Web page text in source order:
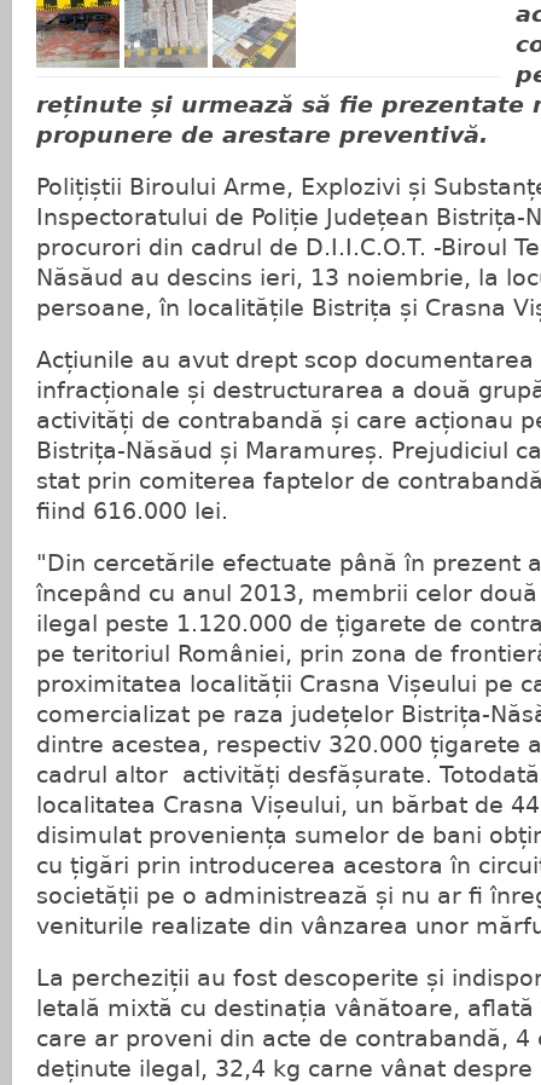
reținute și urmează să fie prezentate
propunere de arestare preventivă.
Polițiștii Biroului Arme, Explozivi și
Inspectoratului de Poliție Județean Bistrița-
procurori din cadrul de D.I.I.C.O.T. -Biroul
Năsăud au descins ieri, 13 noiembrie, la
persoane, în localitățile Bistrița și Crasna
Acțiunile au avut drept scop
infracționale și destructurarea a două
activități de contrabandă și care acționau
Bistrița-Năsăud și Maramureș. Prejudiciul
stat prin comiterea faptelor de
fiind 616.000 lei.
"Din cercetările efectuate până în prezent
începând cu anul 2013, membrii celor
ilegal peste 1.120.000 de țigarete de
pe teritoriul României, prin zona de
proximitatea localității Crasna Vișeului pe
comercializat pe raza județelor Bistrița-
dintre acestea, respectiv 320.000 țigarete
cadrul altor activități desfășurate.
localitatea Crasna Vișeului, un bărbat de
disimulat proveniența sumelor de bani
cu țigări prin introducerea acestora în
societății pe o administrează și nu ar fi
veniturile realizate din vânzarea unor
La percheziții au fost descoperite și
letală mixtă cu destinația vânătoare,
care ar proveni din acte de contrabandă, 4
deținute ilegal, 32,4 kg carne vânat despre